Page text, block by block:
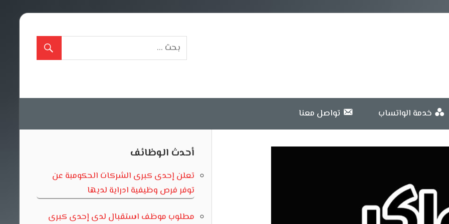
خدمة الواتساب تواصل معنا
أحدث الوظائف
تعلن إحدى كبرى الشركات الحكومبة عن
توفر فرص وظيفية ادراية لديها
مطلوب موظف استقبال لدى إحدى كبرى